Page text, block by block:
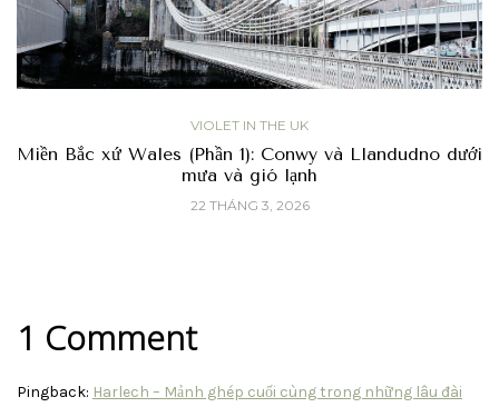
VIOLET IN THE UK
Miền Bắc xứ Wales (Phần 1): Conwy và Llandudno dưới
mưa và gió lạnh
22 THÁNG 3, 2026
1 Comment
Pingback: Harlech – Mảnh ghép cuối cùng trong những lâu đài